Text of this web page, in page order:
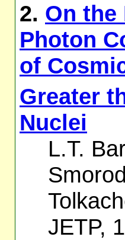
2. On
Photon
of
Greater
Nuclei
L.T.
JETP,